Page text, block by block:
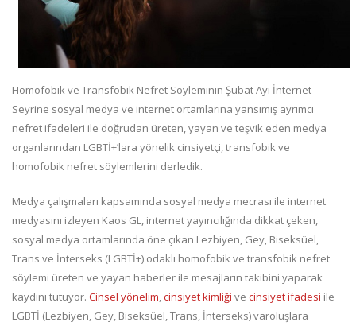
Homofobik ve Transfobik Nefret Söyleminin Şubat Ayı İnternet
Seyrine sosyal medya ve internet ortamlarına yansımış ayrımcı
nefret ifadeleri ile doğrudan üreten, yayan ve teşvik eden medya
organlarından LGBTİ+’lara yönelik cinsiyetçi, transfobik ve
homofobik nefret söylemlerini derledik.
Medya çalışmaları kapsamında sosyal medya mecrası ile internet
medyasını izleyen Kaos GL, internet yayıncılığında dikkat çeken,
sosyal medya ortamlarında öne çıkan Lezbiyen, Gey, Biseksüel,
Trans ve İnterseks (LGBTİ+) odaklı homofobik ve transfobik nefret
söylemi üreten ve yayan haberler ile mesajların takibini yaparak
kaydını tutuyor. Cinsel yönelim,cinsiyet kimliği ve cinsiyet ifadesi ile
LGBTİ (Lezbiyen, Gey, Biseksüel, Trans, İnterseks) varoluşlara